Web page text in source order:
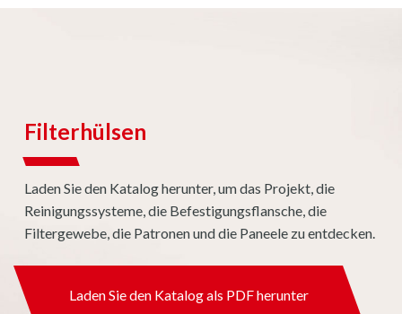
Filterhülsen
Laden Sie den Katalog herunter, um das Projekt, die
Reinigungssysteme, die Befestigungsflansche, die
Filtergewebe, die Patronen und die Paneele zu entdecken.
Laden Sie den Katalog als PDF herunter